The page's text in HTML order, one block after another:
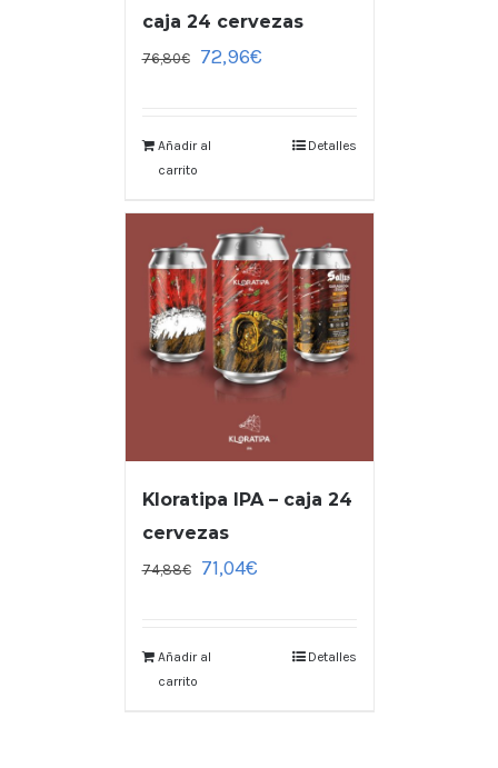
caja 24 cervezas
76,80€ 72,96€
Añadir al
carrito
Detalles
Kloratipa IPA – caja 24
cervezas
74,88€ 71,04€
Añadir al
carrito
Detalles